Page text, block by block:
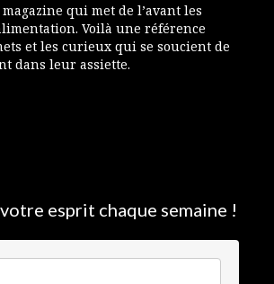
qui met de l’avant les
Voilà une référence
et les curieux qui se soucient de
dans leur assiette.
esprit chaque semaine !